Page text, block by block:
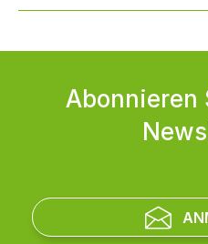
Abonnieren